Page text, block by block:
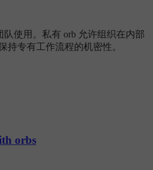
使用。私有 orb 允许组织在内部
持专有工作流程的机密性。
orbs